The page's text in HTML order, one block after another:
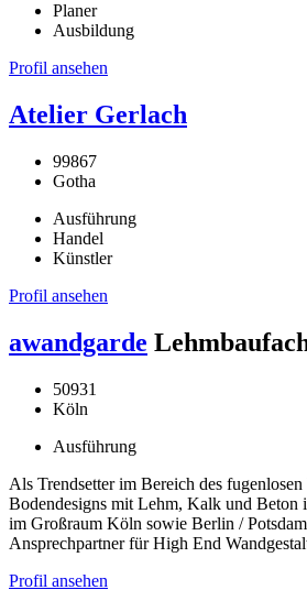
Planer
Ausbildung
Profil ansehen
Atelier Gerlach
99867
Gotha
Ausführung
Handel
Künstler
Profil ansehen
awandgarde
50931
Köln
Ausführung
Als Trendsetter im Bereich des
Bodendesigns mit Lehm, Kalk und Beton
im Großraum Köln sowie Berlin /
Ansprechpartner für High End
Profil ansehen